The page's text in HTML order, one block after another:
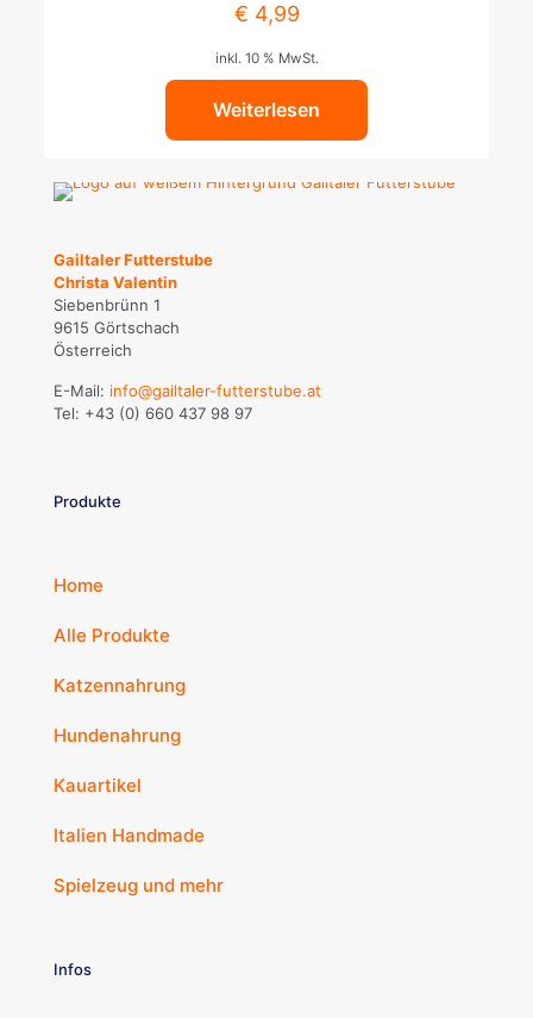
€ 4,99
inkl. 10 % MwSt.
Weiterlesen
Gailtaler Futterstube
Christa Valentin
Siebenbrünn 1
9615 Görtschach
Österreich
E-Mail: info@gailtaler-futterstube.at
Tel: +43 (0) 660 437 98 97
Produkte
Home
Alle Produkte
Katzennahrung
Hundenahrung
Kauartikel
Italien Handmade
Spielzeug und mehr
Infos